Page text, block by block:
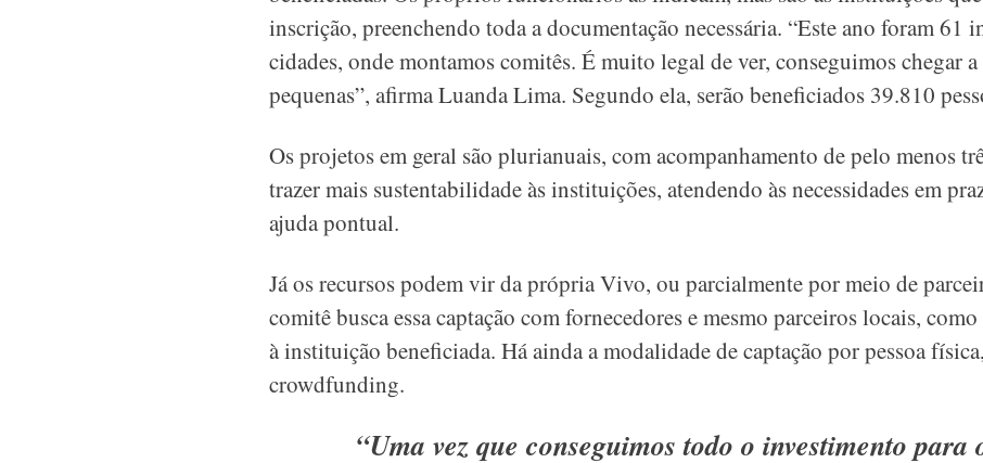
inscrição, preenchendo toda a documentação necessária. “Este ano foram 61
cidades, onde montamos comitês. É muito legal de ver, conseguimos chegar
pequenas”, afirma Luanda Lima. Segundo ela, serão beneficiados 39.810
Os projetos em geral são plurianuais, com acompanhamento de pelo menos
trazer mais sustentabilidade às instituições, atendendo às necessidades em
ajuda pontual.
Já os recursos podem vir da própria Vivo, ou parcialmente por meio de
comitê busca essa captação com fornecedores e mesmo parceiros locais,
à instituição beneficiada. Há ainda a modalidade de captação por pessoa
crowdfunding.
“Uma vez que conseguimos todo o investimento para